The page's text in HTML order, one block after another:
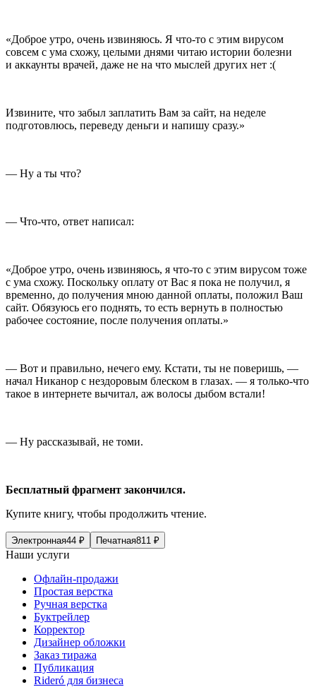
«Доброе утро, очень извиняюсь. Я что-то с этим вирусом
совсем с ума схожу, целыми днями читаю истории болезни
и аккаунты врачей, даже не на что мыслей других нет :(
Извините, что забыл заплатить Вам за сайт, на неделе
подготовлюсь, переведу деньги и напишу сразу.»
— Ну а ты что?
— Что-что, ответ написал:
«Доброе утро, очень извиняюсь, я что-то с этим вирусом тоже
с ума схожу. Поскольку оплату от Вас я пока не получил, я
временно, до получения мною данной оплаты, положил Ваш
сайт. Обязуюсь его поднять, то есть вернуть в полностью
рабочее состояние, после получения оплаты.»
— Вот и правильно, нечего ему. Кстати, ты не поверишь, —
начал Никанор с нездоровым блеском в глазах. — я только-что
такое в интернете вычитал, аж волосы дыбом встали!
— Ну рассказывай, не томи.
Бесплатный фрагмент закончился.
Купите книгу, чтобы продолжить чтение.
Электронная44 ₽ Печатная811 ₽
Наши услуги
Офлайн-продажи
Простая верстка
Ручная верстка
Буктрейлер
Корректор
Дизайнер обложки
Заказ тиража
Публикация
Rideró для бизнеса